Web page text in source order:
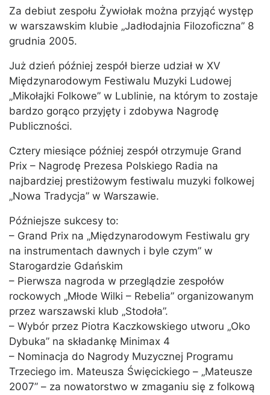
Za debiut zespołu Żywiołak można przyjąć występ
w warszawskim klubie „Jadłodajnia Filozoficzna” 8
grudnia 2005.
Już dzień później zespół bierze udział w XV
Międzynarodowym Festiwalu Muzyki Ludowej
„Mikołajki Folkowe” w Lublinie, na którym to zostaje
bardzo gorąco przyjęty i zdobywa Nagrodę
Publiczności.
Cztery miesiące później zespół otrzymuje Grand
Prix – Nagrodę Prezesa Polskiego Radia na
najbardziej prestiżowym festiwalu muzyki folkowej
„Nowa Tradycja” w Warszawie.
Późniejsze sukcesy to:
– Grand Prix na „Międzynarodowym Festiwalu gry
na instrumentach dawnych i byle czym” w
Starogardzie Gdańskim
– Pierwsza nagroda w przeglądzie zespołów
rockowych „Młode Wilki – Rebelia” organizowanym
przez warszawski klub „Stodoła”.
– Wybór przez Piotra Kaczkowskiego utworu „Oko
Dybuka” na składankę Minimax 4
– Nominacja do Nagrody Muzycznej Programu
Trzeciego im. Mateusza Święcickiego – „Mateusze
2007” – za nowatorstwo w zmaganiu się z folkową